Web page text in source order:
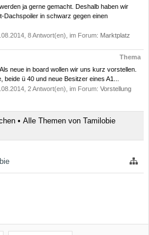
ja gerne gemacht. Deshalb haben wir
Dachspoiler in schwarz gegen einen
, 8 Antwort(en), im Forum: Marktplatz
Thema
neue in board wollen wir uns kurz vorstellen.
beide ü 40 und neue Besitzer eines A1...
, 2 Antwort(en), im Forum: Vorstellung
Alle Themen von Tamilobie